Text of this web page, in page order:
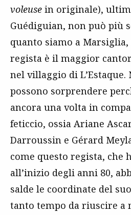
voleuse in originale),
Guédiguian, non può più
quanto siamo a
regista è il maggior
nel villaggio di
possono sorprendere
ancora una volta in
feticcio, ossia Ariane
Darroussin e Gérard
come questo regista, che
all’inizio degli anni 80,
salde le coordinate del
tanto tempo da riuscire a